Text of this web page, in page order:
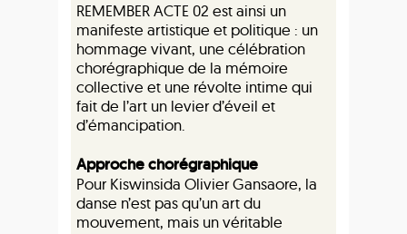
REMEMBER ACTE 02 est ainsi un
manifeste artistique et politique : un
hommage vivant, une célébration
chorégraphique de la mémoire
collective et une révolte intime qui
fait de l’art un levier d’éveil et
d’émancipation.
Approche chorégraphique
Pour Kiswinsida Olivier Gansaore, la
danse n’est pas qu’un art du
mouvement, mais un véritable